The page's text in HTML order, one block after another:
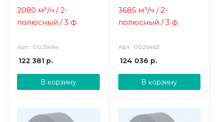
2080 м³/ч / 2-
полюсный / 3 ф
Арт.: 0025464
122 381 р.
В корзину
3685 м³/ч / 2-
полюсный / 3 ф
Арт.: 0025463
124 036 р.
В корзину